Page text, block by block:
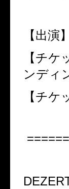
【出演】
【チケ
ンディ
【チケ